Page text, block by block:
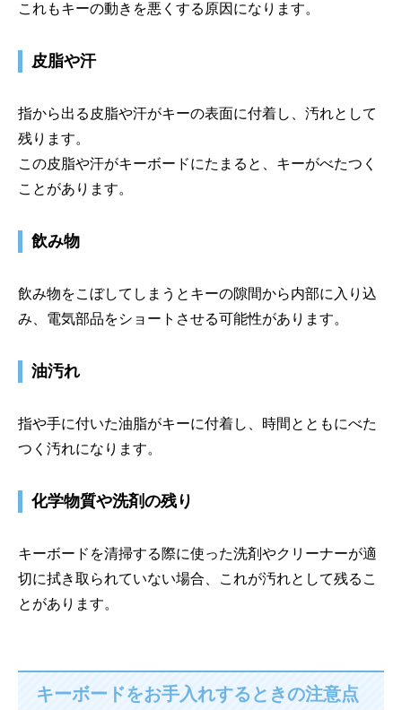
これもキーの動きを悪くする原因になります。
皮脂や汗
指から出る皮脂や汗がキーの表面に付着し、汚れとして
残ります。
この皮脂や汗がキーボードにたまると、キーがべたつく
ことがあります。
飲み物
飲み物をこぼしてしまうとキーの隙間から内部に入り込
み、電気部品をショートさせる可能性があります。
油汚れ
指や手に付いた油脂がキーに付着し、時間とともにべた
つく汚れになります。
化学物質や洗剤の残り
キーボードを清掃する際に使った洗剤やクリーナーが適
切に拭き取られていない場合、これが汚れとして残るこ
とがあります。
キーボードをお手入れするときの注意点